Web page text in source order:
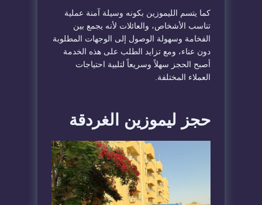
كما يتسم الليموزين بكونه وسيلة آمنة عملية
تناسب الأشخاص، والعائلات لأنه يجمع بين
الفخامة وسهولة الوصول إلى الوجهات المطلوبة
دون عناء، ومع تزايد الطلب على هذه الخدمة
أصبح الحجز سهلاً وسريعاً لتلبية احتياجات
العملاء المختلفة.
حجز ليموزين الغردقة